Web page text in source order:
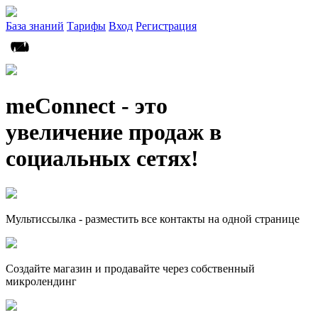
База знаний Тарифы Вход Регистрация
meConnect - это
увеличение продаж в
социальных сетях!
Мультиссылка - разместить все контакты на одной странице
Создайте магазин и продавайте через собственный
микролендинг